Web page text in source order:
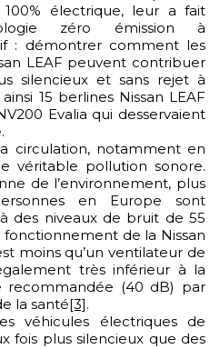
électrique, leur a fait
zéro émission à
: démontrer comment les
LEAF peuvent contribuer
silencieux et sans rejet à
15 berlines Nissan LEAF
Evalia qui desservaient
circulation, notamment en
véritable pollution sonore.
de l’environnement, plus
en Europe sont
des niveaux de bruit de 55
fonctionnement de la Nissan
moins qu’un ventilateur de
très inférieur à la
(40 dB) par
la santé[3].
véhicules électriques de
fois plus silencieux que des